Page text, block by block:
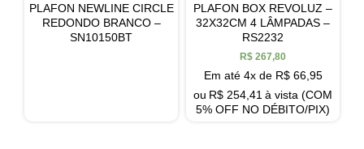
PLAFON NEWLINE CIRCLE
REDONDO BRANCO –
SN10150BT
PLAFON BOX REVOLUZ –
32X32CM 4 LÂMPADAS –
RS2232
R$ 267,80
Em até 4x de R$66,95
ou R$ 254,41 à vista (COM
5% OFF NO DÉBITO/PIX)